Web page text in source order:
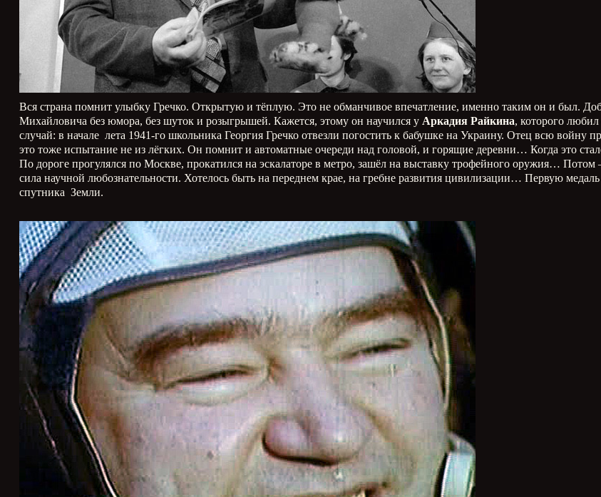
Вся страна помнит улыбку Гречко. Открытую и тёплую. Это не обманчивое впечатление, именно таким он и был.
Михайловича без юмора, без шуток и розыгрышей. Кажется, этому он научился у Аркадия Райкина, которого любил
случай: в начале лета 1941-го школьника Георгия Гречко отвезли погостить к бабушке на Украину. Отец всю
это тоже испытание не из лёгких. Он помнит и автоматные очереди над головой, и горящие деревни… Когда это
По дороге прогулялся по Москве, прокатился на эскалаторе в метро, зашёл на выставку трофейного оружия…
сила научной любознательности. Хотелось быть на переднем крае, на гребне развития цивилизации… Первую
спутника Земли.